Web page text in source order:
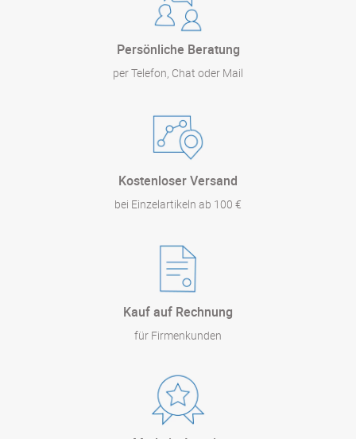
Persönliche Beratung
per Telefon, Chat oder Mail
Kostenloser Versand
bei Einzelartikeln ab 100 €
Kauf auf Rechnung
für Firmenkunden